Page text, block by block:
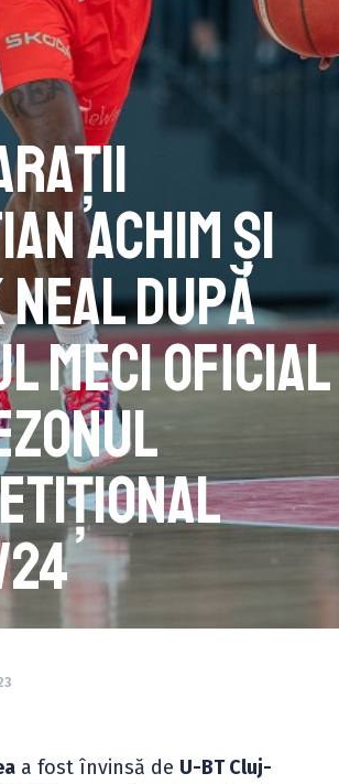
Achim și
după
meci oficial
a fost învinsă de U-BT Cluj-